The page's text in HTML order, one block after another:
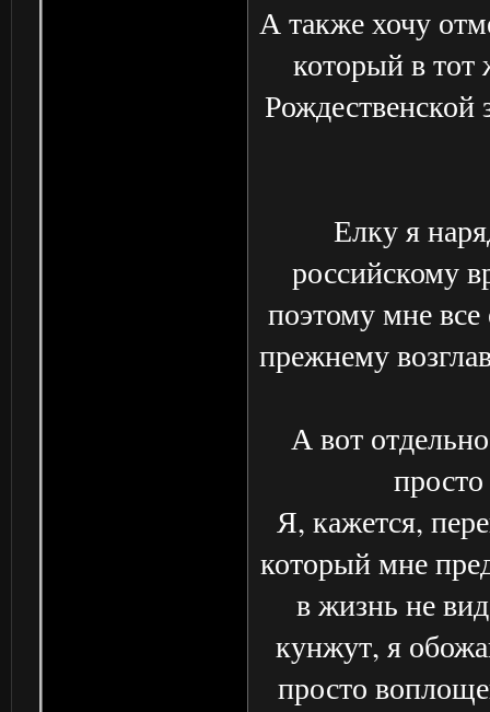
А также хочу
который в тот
Рождественской
Елку я
российскому
поэтому мне
прежнему
А вот
Я, кажется,
который мне
в жизнь не
кунжут, я
просто